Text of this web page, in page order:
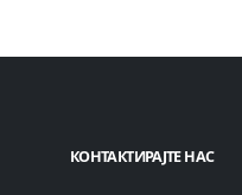
КОНТАКТИРАЈТЕ НАС